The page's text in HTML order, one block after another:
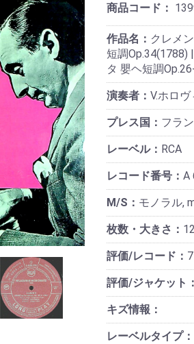
商品コード：
作品名： クレメ
短調Op.34(1788)
タ 嬰ヘ短調
演奏者： V.ホロ
プレス国： フラ
レーベル： RCA
レコード番号： A
M/S： モノラル,
枚数・大きさ：
評価/レコード：
評価/ジャケット：
キズ情報：
レーベルタイプ：